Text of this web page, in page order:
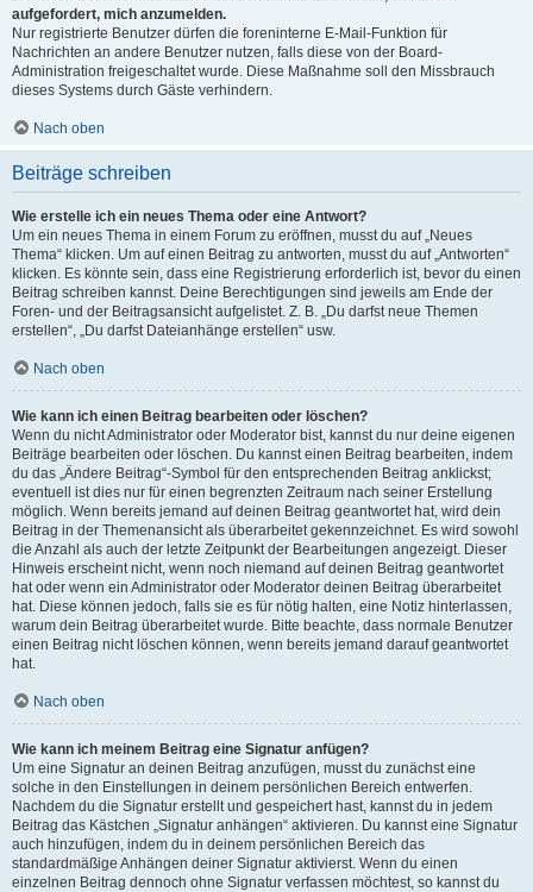
aufgefordert, mich anzumelden.
Nur registrierte Benutzer dürfen die foreninterne E-Mail-Funktion für
Nachrichten an andere Benutzer nutzen, falls diese von der Board-
Administration freigeschaltet wurde. Diese Maßnahme soll den Missbrauch
dieses Systems durch Gäste verhindern.
Nach oben
Beiträge schreiben
Wie erstelle ich ein neues Thema oder eine Antwort?
Um ein neues Thema in einem Forum zu eröffnen, musst du auf „Neues
Thema“ klicken. Um auf einen Beitrag zu antworten, musst du auf „Antworten“
klicken. Es könnte sein, dass eine Registrierung erforderlich ist, bevor du einen
Beitrag schreiben kannst. Deine Berechtigungen sind jeweils am Ende der
Foren- und der Beitragsansicht aufgelistet. Z. B. „Du darfst neue Themen
erstellen“, „Du darfst Dateianhänge erstellen“ usw.
Nach oben
Wie kann ich einen Beitrag bearbeiten oder löschen?
Wenn du nicht Administrator oder Moderator bist, kannst du nur deine eigenen
Beiträge bearbeiten oder löschen. Du kannst einen Beitrag bearbeiten, indem
du das „Ändere Beitrag“-Symbol für den entsprechenden Beitrag anklickst;
eventuell ist dies nur für einen begrenzten Zeitraum nach seiner Erstellung
möglich. Wenn bereits jemand auf deinen Beitrag geantwortet hat, wird dein
Beitrag in der Themenansicht als überarbeitet gekennzeichnet. Es wird sowohl
die Anzahl als auch der letzte Zeitpunkt der Bearbeitungen angezeigt. Dieser
Hinweis erscheint nicht, wenn noch niemand auf deinen Beitrag geantwortet
hat oder wenn ein Administrator oder Moderator deinen Beitrag überarbeitet
hat. Diese können jedoch, falls sie es für nötig halten, eine Notiz hinterlassen,
warum dein Beitrag überarbeitet wurde. Bitte beachte, dass normale Benutzer
einen Beitrag nicht löschen können, wenn bereits jemand darauf geantwortet
hat.
Nach oben
Wie kann ich meinem Beitrag eine Signatur anfügen?
Um eine Signatur an deinen Beitrag anzufügen, musst du zunächst eine
solche in den Einstellungen in deinem persönlichen Bereich entwerfen.
Nachdem du die Signatur erstellt und gespeichert hast, kannst du in jedem
Beitrag das Kästchen „Signatur anhängen“ aktivieren. Du kannst eine Signatur
auch hinzufügen, indem du in deinem persönlichen Bereich das
standardmäßige Anhängen deiner Signatur aktivierst. Wenn du einen
einzelnen Beitrag dennoch ohne Signatur verfassen möchtest, so kannst du